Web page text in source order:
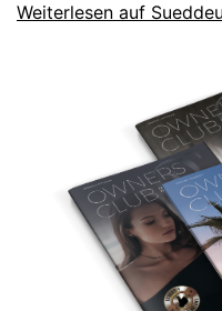
Weiterlesen auf